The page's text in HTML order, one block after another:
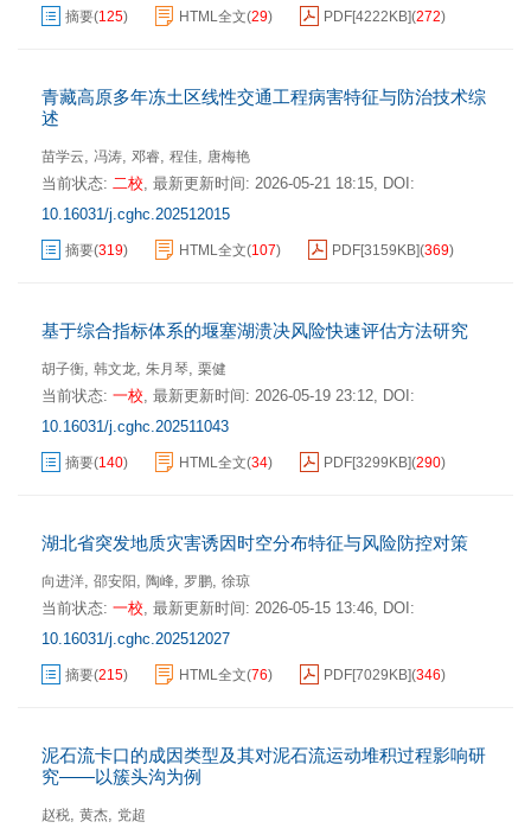
摘要(125) HTML全文(29) PDF[4222KB](272)
青藏高原多年冻土区线性交通工程病害特征与防治技术综
述
苗学云, 冯涛, 邓睿, 程佳, 唐梅艳
当前状态: 二校, 最新更新时间: 2026-05-21 18:15, DOI:
10.16031/j.cghc.202512015
摘要(319) HTML全文(107) PDF[3159KB](369)
基于综合指标体系的堰塞湖溃决风险快速评估方法研究
胡子衡, 韩文龙, 朱月琴, 栗健
当前状态: 一校, 最新更新时间: 2026-05-19 23:12, DOI:
10.16031/j.cghc.202511043
摘要(140) HTML全文(34) PDF[3299KB](290)
湖北省突发地质灾害诱因时空分布特征与风险防控对策
向进洋, 邵安阳 , 陶峰, 罗鹏, 徐琼
当前状态: 一校, 最新更新时间: 2026-05-15 13:46, DOI:
10.16031/j.cghc.202512027
摘要(215) HTML全文(76) PDF[7029KB](346)
泥石流卡口的成因类型及其对泥石流运动堆积过程影响研
究——以簇头沟为例
赵税, 黄杰, 党超